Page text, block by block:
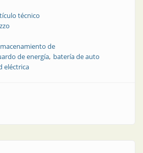
técnico
de
de energía batería de auto
eléctrica
seis principales estándares para pruebas